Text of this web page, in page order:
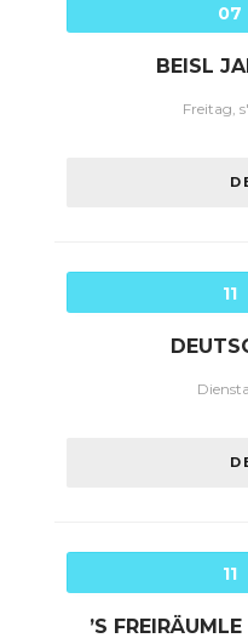
07
BEISL
Freitag,
11
11
’S